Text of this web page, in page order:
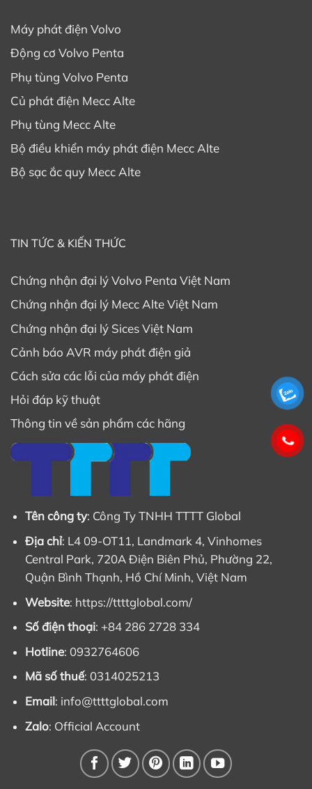
Máy phát điện Volvo
Động cơ Volvo Penta
Phụ tùng Volvo Penta
Củ phát điện Mecc Alte
Phụ tùng Mecc Alte
Bộ điều khiển máy phát điện Mecc Alte
Bộ sạc ắc quy Mecc Alte
TIN TỨC & KIẾN THỨC
Chứng nhận đại lý Volvo Penta Việt Nam
Chứng nhận đại lý Mecc Alte Việt Nam
Chứng nhận đại lý Sices Việt Nam
Cảnh báo AVR máy phát điện giả
Cách sửa các lỗi của máy phát điện
Hỏi đáp kỹ thuật
Thông tin về sản phẩm các hãng
Tên công ty: Công Ty TNHH TTTT Global
Địa chỉ: L4 09-OT11, Landmark 4, Vinhomes
Central Park, 720A Điện Biên Phủ, Phường 22,
Quận Bình Thạnh, Hồ Chí Minh, Việt Nam
Website: https://ttttglobal.com/
Số điện thoại: +84 286 2728 334
Hotline: 0932764606
Mã số thuế: 0314025213
Email: info@ttttglobal.com
Zalo: Official Account